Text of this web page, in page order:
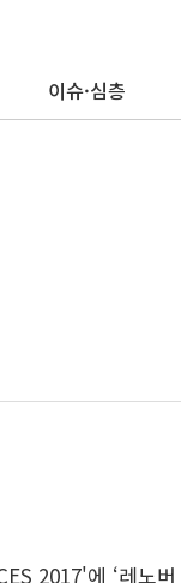
이슈·심층
2017'에 ‘레노